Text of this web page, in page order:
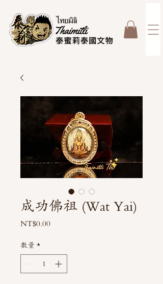
成功佛祖 (Wat Yai)
NT$0.00價
數量 *